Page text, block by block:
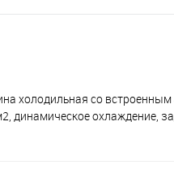
холодильная со
динамическое охлаждение,